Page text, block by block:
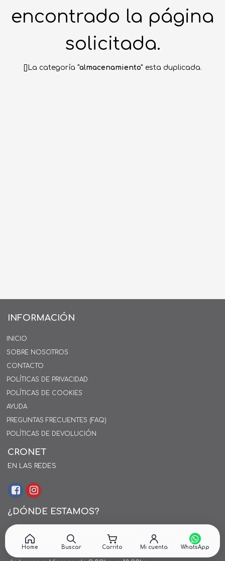
encontrado la página
solicitada.
[]La categoría "almacenamiento" esta duplicada.
INFORMACIÓN
INICIO
SOBRE NOSOTROS
CONTACTO
POLÍTICAS DE PRIVACIDAD
POLÍTICAS DE COOKIES
AYUDA
PREGUNTAS FRECUENTES (FAQ)
POLÍTICAS DE DEVOLUCIÓN
CRONET
EN LAS REDES
¿DÓNDE ESTAMOS?
Alejo Rossell y Rius 1695, Montevideo, Uruguay
26 242424*
Home Buscar Carrito Mi cuenta